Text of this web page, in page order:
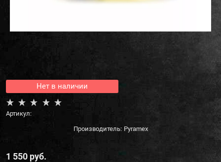
Нет в наличии
Артикул:
Производитель: Pyramex
1 550 руб.